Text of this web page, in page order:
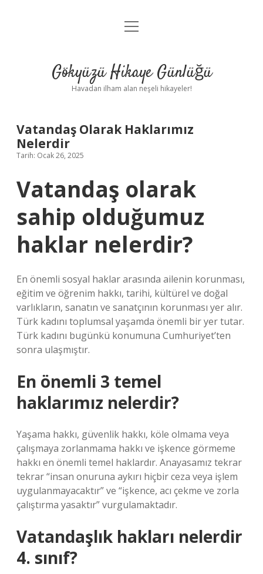
Anasayfa
Yasal Uyarı
menüyü
Gökyüzü Hikaye Günlüğü
Havadan ilham alan neşeli hikayeler!
Vatandaş Olarak Haklarımız
Nelerdir
Tarih: Ocak 26, 2025
Vatandaş olarak
sahip olduğumuz
haklar nelerdir?
En önemli sosyal haklar arasında ailenin korunması,
eğitim ve öğrenim hakkı, tarihi, kültürel ve doğal
varlıkların, sanatın ve sanatçının korunması yer alır.
Türk kadını toplumsal yaşamda önemli bir yer tutar.
Türk kadını bugünkü konumuna Cumhuriyet’ten
sonra ulaşmıştır.
En önemli 3 temel
haklarımız nelerdir?
Yaşama hakkı, güvenlik hakkı, köle olmama veya
çalışmaya zorlanmama hakkı ve işkence görmeme
hakkı en önemli temel haklardır. Anayasamız tekrar
tekrar “insan onuruna aykırı hiçbir ceza veya işlem
uygulanmayacaktır” ve “işkence, acı çekme ve zorla
çalıştırma yasaktır” vurgulamaktadır.
Vatandaşlık hakları nelerdir
4. sınıf?